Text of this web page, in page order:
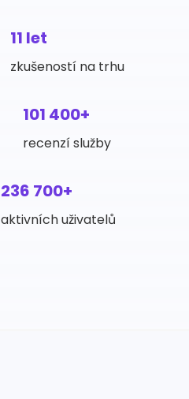
11 let
zkušeností na trhu
101 400+
recenzí služby
236 700+
aktivních uživatelů